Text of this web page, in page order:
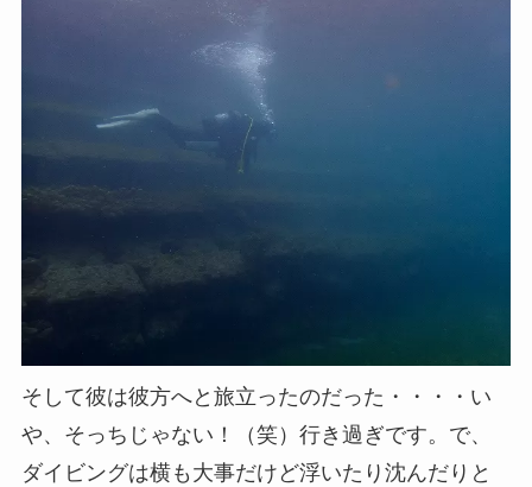
そして彼は彼方へと旅立ったのだった・・・・い
や、そっちじゃない！（笑）行き過ぎです。で、
ダイビングは横も大事だけど浮いたり沈んだりと